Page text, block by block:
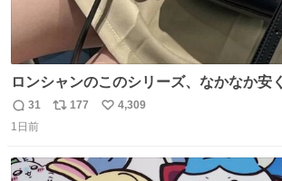
ロンシャンのこのシリーズ、なかなか安
ール価格になってる🖤✨レザーなのが反
持ってるだけでコーデが格上げされる。
返
信
31
リ
ト
177
い
数
4,309
1日前